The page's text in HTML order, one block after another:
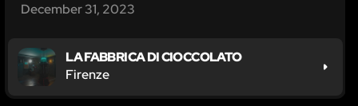
December 31, 2023
LA FABBRICA DI CIOCCOLATO
Firenze